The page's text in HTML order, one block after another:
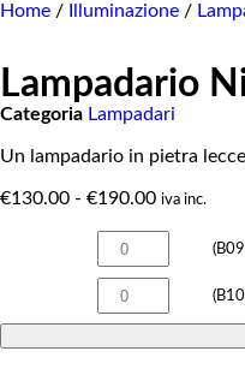
Home / Illuminazione /
Lampadario
Categoria Lampadari
Un lampadario in pietra
€130.00 - €190.00 iva inc.